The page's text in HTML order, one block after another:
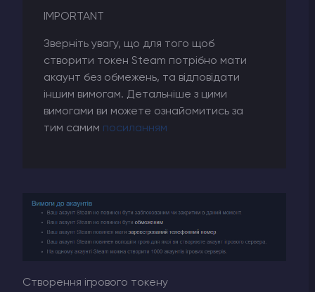
IMPORTANT
Зверніть увагу, що для того щоб
створити токен Steam потрібно мати
акаунт без обмежень, та відповідати
іншим вимогам. Детальніше з цими
вимогами ви можете ознайомитись за
тим самим посиланням
Створення ігрового токену